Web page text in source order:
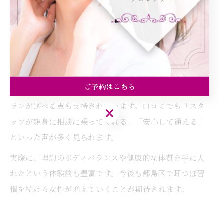
いる背景には、サロンのアクセスの良さや予約のしやす
さ、丁寧なカウンセリング体制があります。徒歩圏内で
通えるサロンも多く、忙しい方でも無理なく続けられる
のが魅力です。
また、肩こりやお腹周りの悩み、ダイエット、リバウン
ド防止など、一人ひとり異なる悩みに寄り添った施術プ
ランが選べる点も支持されています。口コミでも「スタ
ッフが親身に相談に乗ってくれる」「安心して通える」
といった声が多く見られます。
実際に、理想のボディバランスや健康的な体質を手に入
れたという体験談も豊富です。今後も都島区で耳つぼ習
慣を続ける女性が増えていくことが期待されます。
ご予約はこちら
ご予約はこちら